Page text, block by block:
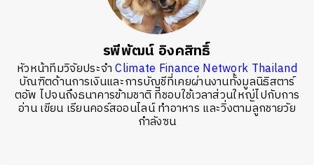
รพีพัฒน์ อิงคสิทธิ์
หัวหน้าทีมวิจัยประจำClimate Finance Network Thailand
บัณฑิตด้านการเงินและการบัญชีที่เคยผ่านงานทั้งมูลนิธิสตาร์
ตอัพ ไปจนถึงธนาคารข้ามชาติ ที่ชอบใช้เวลาส่วนใหญ่ไปกับการ
อ่าน เขียน เรียนคอร์สออนไลน์ ทำอาหาร และวิ่งตามลูกชายวัย
กำลังซน